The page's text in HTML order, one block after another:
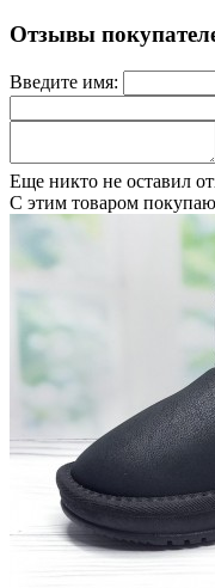
Отзывы
Введите имя:
Еще никто не оставил
С этим товаром